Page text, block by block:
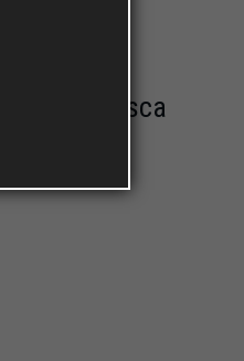
settecentesca